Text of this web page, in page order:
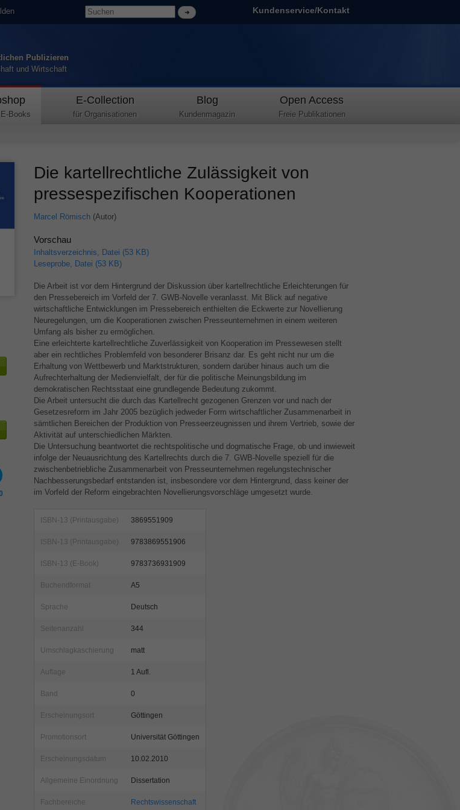
Kundenservice/Kontakt
Publizieren
und Wirtschaft
Books
E-Collection
für Organisationen
Blog
Kundenmagazin
Open Access
Freie Publikationen
Die kartellrechtliche Zulässigkeit von
pressespezifischen Kooperationen
Marcel Römisch(Autor)
Vorschau
Inhaltsverzeichnis, Datei (53 KB)
Leseprobe, Datei (53 KB)
Die Arbeit ist vor dem Hintergrund der Diskussion über kartellrechtliche Erleichterungen für
den Pressebereich im Vorfeld der 7. GWB-Novelle veranlasst. Mit Blick auf negative
wirtschaftliche Entwicklungen im Pressebereich enthielten die Eckwerte zur Novellierung
Neuregelungen, um die Kooperationen zwischen Presseunternehmen in einem weiteren
Umfang als bisher zu ermöglichen.
Eine erleichterte kartellrechtliche Zuverlässigkeit von Kooperation im Pressewesen stellt
aber ein rechtliches Problemfeld von besonderer Brisanz dar. Es geht nicht nur um die
Erhaltung von Wettbewerb und Marktstrukturen, sondern darüber hinaus auch um die
Aufrechterhaltung der Medienvielfalt, der für die politische Meinungsbildung im
demokratischen Rechtsstaat eine grundlegende Bedeutung zukommt.
Die Arbeit untersucht die durch das Kartellrecht gezogenen Grenzen vor und nach der
Gesetzesreform im Jahr 2005 bezüglich jedweder Form wirtschaftlicher Zusammenarbeit in
sämtlichen Bereichen der Produktion von Presseerzeugnissen und ihrem Vertrieb, sowie der
Aktivität auf unterschiedlichen Märkten.
Die Untersuchung beantwortet die rechtspolitische und dogmatische Frage, ob und inwieweit
infolge der Neuausrichtung des Kartellrechts durch die 7. GWB-Novelle speziell für die
zwischenbetriebliche Zusammenarbeit von Presseunternehmen regelungstechnischer
Nachbesserungsbedarf entstanden ist, insbesondere vor dem Hintergrund, dass keiner der
im Vorfeld der Reform eingebrachten Novellierungsvorschläge umgesetzt wurde.
ISBN-13 (Printausgabe) 3869551909
ISBN-13 (Printausgabe) 9783869551906
ISBN-13 (E-Book) 9783736931909
Buchendformat A5
Sprache Deutsch
Seitenanzahl 344
Umschlagkaschierung matt
Auflage 1 Aufl.
Band 0
Erscheinungsort Göttingen
Promotionsort Universität Göttingen
Erscheinungsdatum 10.02.2010
Allgemeine Einordnung Dissertation
Fachbereiche Rechtswissenschaft